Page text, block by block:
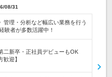
08/31
管理・分析など幅広い業務を行う
験者が多数活躍中！
二新卒・正社員デビューもOK
歓迎】